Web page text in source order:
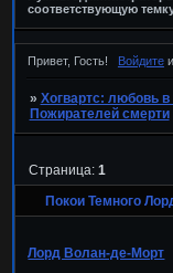
соответствующую
Привет, Гость! Войдите
» Хогвартс: любовь
Пожирателей смерти
Покои Темного
Страница: 1
Лорд Волан-де-Морт